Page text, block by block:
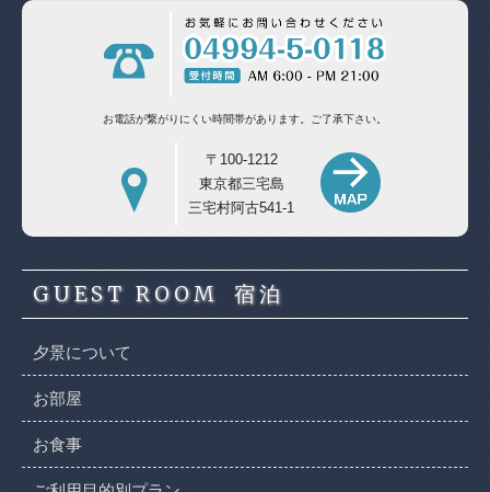
お電話が繋がりにくい時間帯があります。 ご了承下さい。
〒100-1212
東京都三宅島
三宅村阿古541-1
GUEST ROOM 宿泊
夕景について
お部屋
お食事